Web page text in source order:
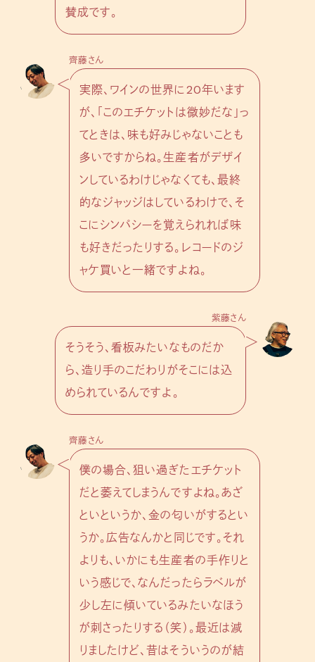
賛成です。
齊藤さん
実際、ワインの世界に20年います
が、「このエチケットは微妙だな」っ
てときは、味も好みじゃないことも
多いですからね。生産者がデザイ
ンしているわけじゃなくても、最終
的なジャッジはしているわけで、そ
こにシンパシーを覚えられれば味
も好きだったりする。レコードのジ
ャケ買いと一緒ですよね。
紫藤さん
そうそう、看板みたいなものだか
ら、造り手のこだわりがそこには込
められているんですよ。
齊藤さん
僕の場合、狙い過ぎたエチケット
だと萎えてしまうんですよね。あざ
といというか、金の匂いがするとい
うか。広告なんかと同じです。それ
よりも、いかにも生産者の手作りと
いう感じで、なんだったらラベルが
少し左に傾いているみたいなほう
が刺さったりする（笑）。最近は減
りましたけど、昔はそういうのが結